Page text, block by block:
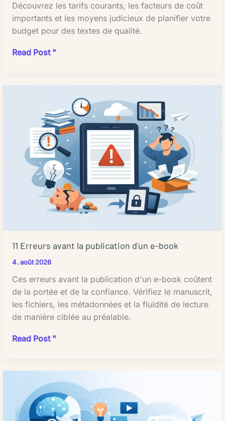
Découvrez les tarifs courants, les facteurs de coût
importants et les moyens judicieux de planifier votre
budget pour des textes de qualité.
Combien
planifier
tarifs
correction
professionnelle
un
important
pour
garantir
la
qualité
votre
vraiment
Read Post "
11 Erreurs avant la publication d'un e-book
4. août 2026
Ces erreurs avant la publication d'un e-book coûtent
de la portée et de la confiance. Vérifiez le manuscrit,
les fichiers, les métadonnées et la fluidité de lecture
de manière ciblée au préalable.
11
publication
d'un
e-
Read Post "